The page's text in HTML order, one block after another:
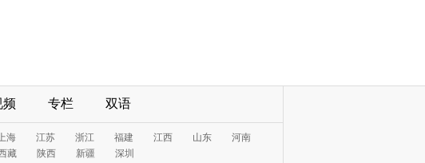
频 专栏 双语
海 江苏 浙江 福建 江西 山东
河南
藏 陕西 新疆 深圳